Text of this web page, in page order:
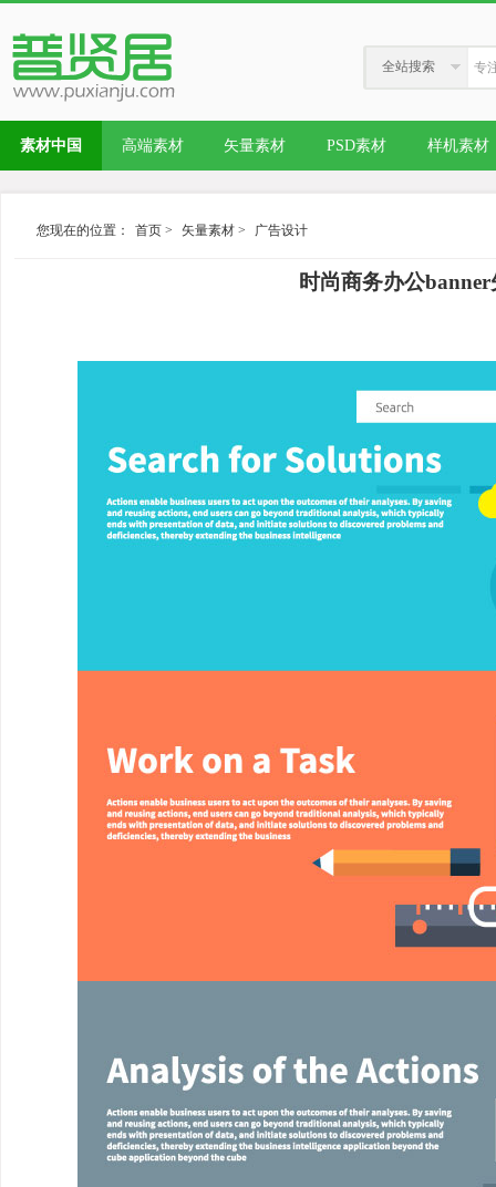
全站搜索
素材中国 高端素材 矢量素材 PSD素材 样机素材
您现在的位置： 首页 > 矢量素材 > 广告设计
时尚商务办公